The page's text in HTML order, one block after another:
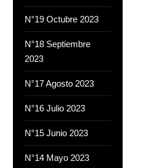
N°19 Octubre 2023
N°18 Septiembre
2023
N°17 Agosto 2023
N°16 Julio 2023
N°15 Junio 2023
N°14 Mayo 2023